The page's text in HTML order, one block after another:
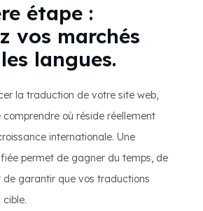
étape :
vos marchés
langues.
la traduction de votre site web,
comprendre où réside réellement
internationale. Une
permet de gagner du temps, de
de garantir que vos traductions